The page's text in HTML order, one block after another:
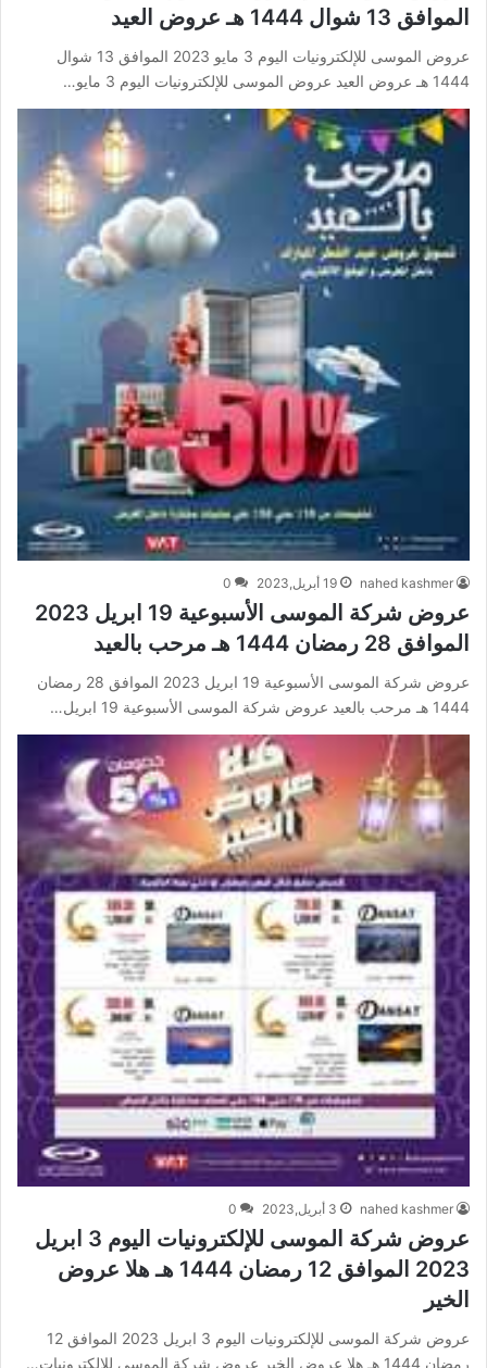
الموافق 13 شوال 1444 هـ عروض العيد
عروض الموسى للإلكترونيات اليوم 3 مايو 2023 الموافق 13 شوال
1444 هـ عروض العيد عروض الموسى للإلكترونيات اليوم 3 مايو…
nahed kashmer 19 أبريل,2023 0
عروض شركة الموسى الأسبوعية 19 ابريل 2023
الموافق 28 رمضان 1444 هـ مرحب بالعيد
عروض شركة الموسى الأسبوعية 19 ابريل 2023 الموافق 28 رمضان
1444 هـ مرحب بالعيد عروض شركة الموسى الأسبوعية 19 ابريل…
nahed kashmer 3 أبريل,2023 0
عروض شركة الموسى للإلكترونيات اليوم 3 ابريل
2023 الموافق 12 رمضان 1444 هـ هلا عروض
الخير
عروض شركة الموسى للإلكترونيات اليوم 3 ابريل 2023 الموافق 12
رمضان 1444 هـ هلا عروض الخير عروض شركة الموسى للإلكترونيات…